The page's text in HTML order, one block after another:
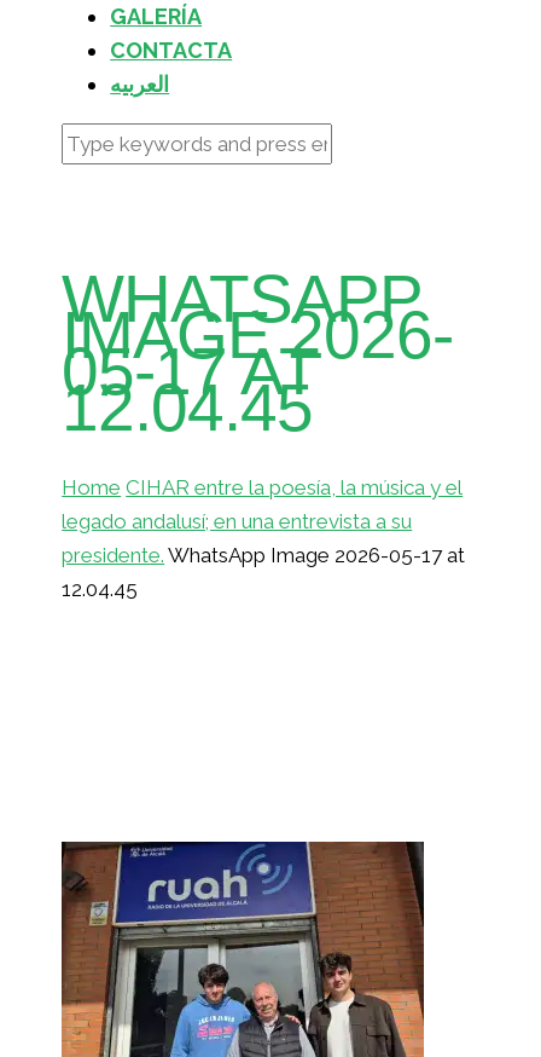
GALERÍA
CONTACTA
العربيه
WHATSAPP
IMAGE 2026-
05-17 AT
12.04.45
Home CIHAR entre la poesía, la música y el
legado andalusí; en una entrevista a su
presidente. WhatsApp Image 2026-05-17 at
12.04.45